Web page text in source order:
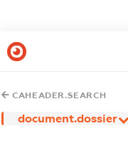
CAHEADER.SEARCH
document.dossier